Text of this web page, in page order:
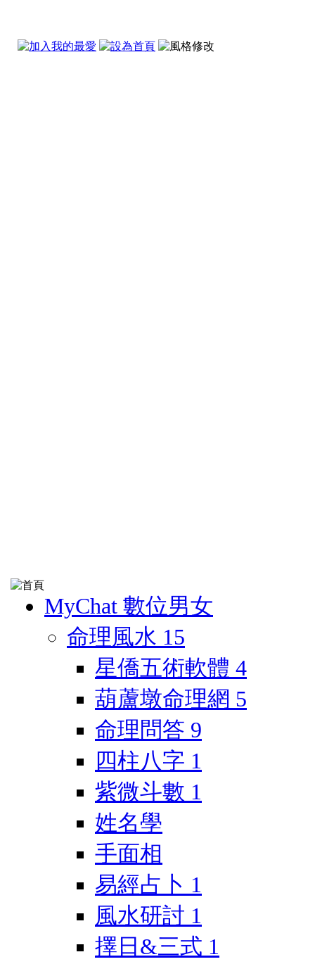
MyChat 數位男女
命理風水 15
星僑五術軟體 4
葫蘆墩命理網 5
命理問答 9
四柱八字 1
紫微斗數 1
姓名學
手面相
易經占卜 1
風水研討 1
擇日&三式 1